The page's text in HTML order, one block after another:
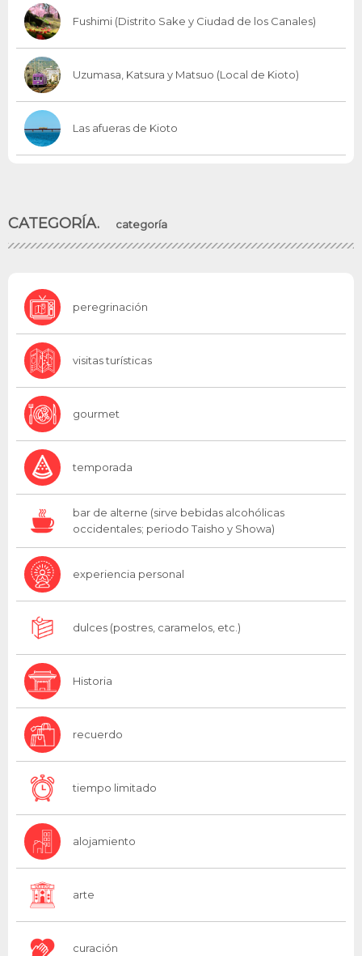
Fushimi (Distrito Sake y Ciudad de los Canales)
Uzumasa, Katsura y Matsuo (Local de Kioto)
Las afueras de Kioto
CATEGORÍA. categoría
peregrinación
visitas turísticas
gourmet
temporada
bar de alterne (sirve bebidas alcohólicas
occidentales; periodo Taisho y Showa)
experiencia personal
dulces (postres, caramelos, etc.)
Historia
recuerdo
tiempo limitado
alojamiento
arte
curación